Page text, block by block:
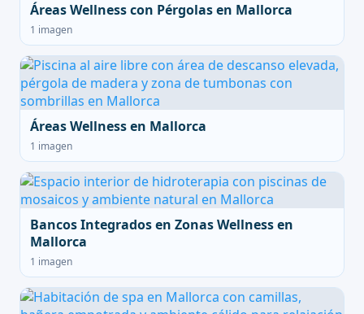
Áreas Wellness con Pérgolas en Mallorca
1 imagen
Áreas Wellness en Mallorca
1 imagen
Bancos Integrados en Zonas Wellness en
Mallorca
1 imagen